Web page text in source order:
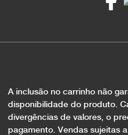
A inclusão no carrinho não
disponibilidade do produto.
divergências de valores, o
pagamento. Vendas sujeitas